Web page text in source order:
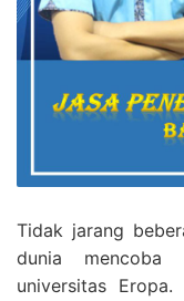
Tidak jarang
dunia mencoba
universitas